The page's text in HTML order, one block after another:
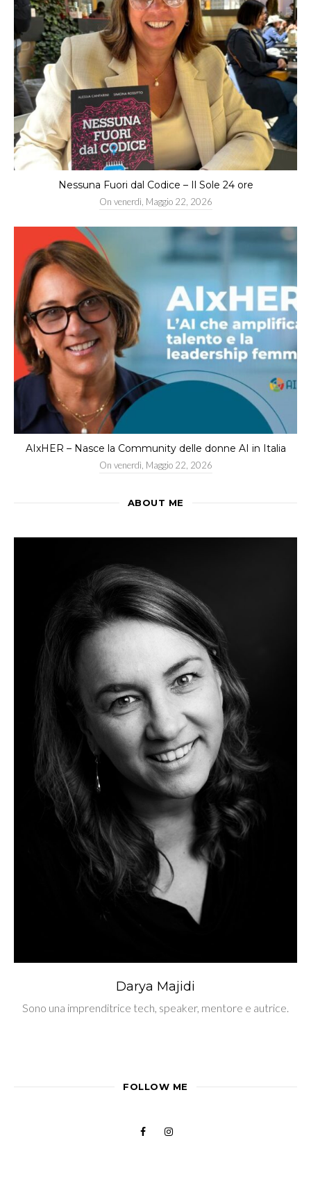
Nessuna Fuori dal Codice – Il Sole 24 ore
On venerdì, Maggio 22, 2026
AIxHER – Nasce la Community delle donne AI in Italia
On venerdì, Maggio 22, 2026
ABOUT ME
Darya Majidi
Sono una imprenditrice tech, speaker, mentore e autrice.
FOLLOW ME